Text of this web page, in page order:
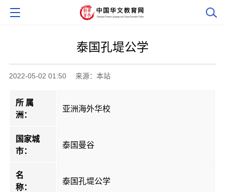
泰国孔堤公学
2022-05-02 01:50 来源：本站
所 属
洲：
亚洲海外华校
国家城
市：
泰国曼谷
名
称：
泰国孔堤公学